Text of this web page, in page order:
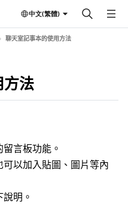
中文(繁體)
聊天室記事本的使用方法
法
言板功能。
以加入貼圖、圖片等內
明。